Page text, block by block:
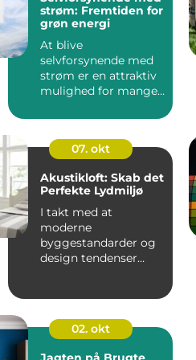
strøm: Fremtiden for
grøn energi
At blive
selvforsynende med
strøm er en attraktiv
mulighed for mange,
07. okt
Akustikloft: Skab det
Perfekte Lydmiljø
I takt med at
moderne
byggestandarder og
design tendenser
02. okt